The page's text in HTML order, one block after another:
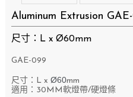
Aluminum Extrusion
尺寸：L x Ø60mm
GAE-099
尺寸：L x Ø60mm
適用：30MM軟燈帶/硬燈條